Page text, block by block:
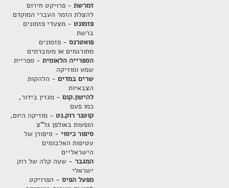
זמרשת- פרויקט חירום
להצלת הזמר העברי המוקדם
פזמונט - מצעדי פזמונים
ברשת
פואטרנס- פזמונים
מתורגמים או מעוברתים
הספרייה הלאומית- ספריית
שמע ומוזיקה
שרים במדים- הלהקות
הצבאיות
להיטון.קום- מגזין בידור,
כמו פעם
קוטנר רוק.נט - מוזיקה היום,
הופעות באולפן גל"צ
סיפור כיסוי- סיפורן של
עטיפות האלבומים
הישראליים
המגבר- שעה קלה של רוק
ישראלי
מפעל הפיס- הפרויקט